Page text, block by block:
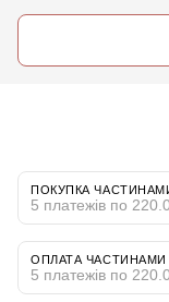
ПОКУПКА
5 платежів по
ОПЛАТА ЧАСТИНАМИ
5 платежів по